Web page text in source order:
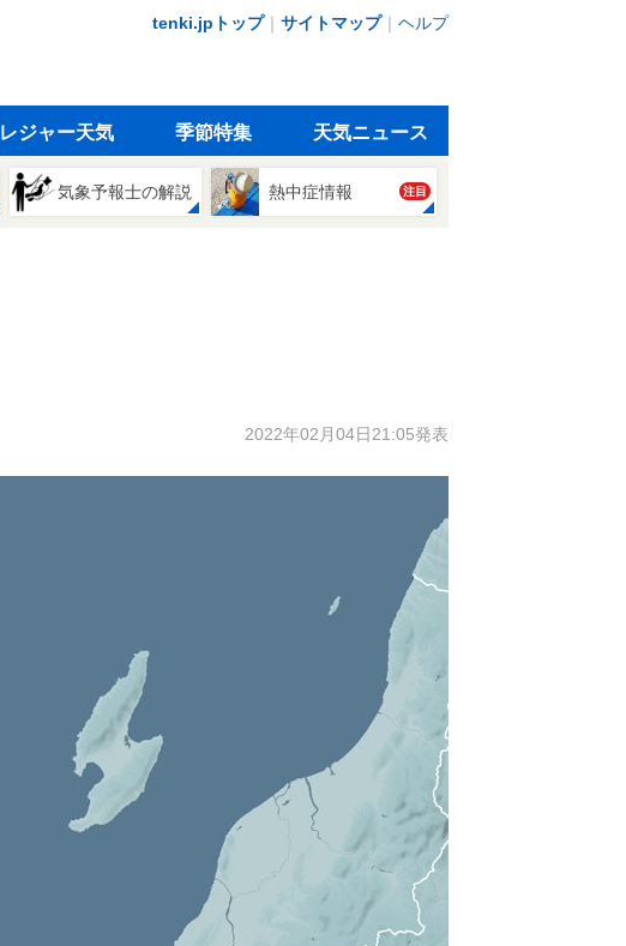
tenki.jpトップ｜ サイトマップ｜ ヘルプ
レジャー天気 季節特集 天気ニュース
気象予報士の解説 熱中症情報 注目
2022年02月04日21:05発表